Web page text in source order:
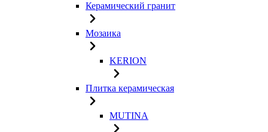
Керамический гранит
Мозаика
KERION
Плитка керамическая
MUTINA